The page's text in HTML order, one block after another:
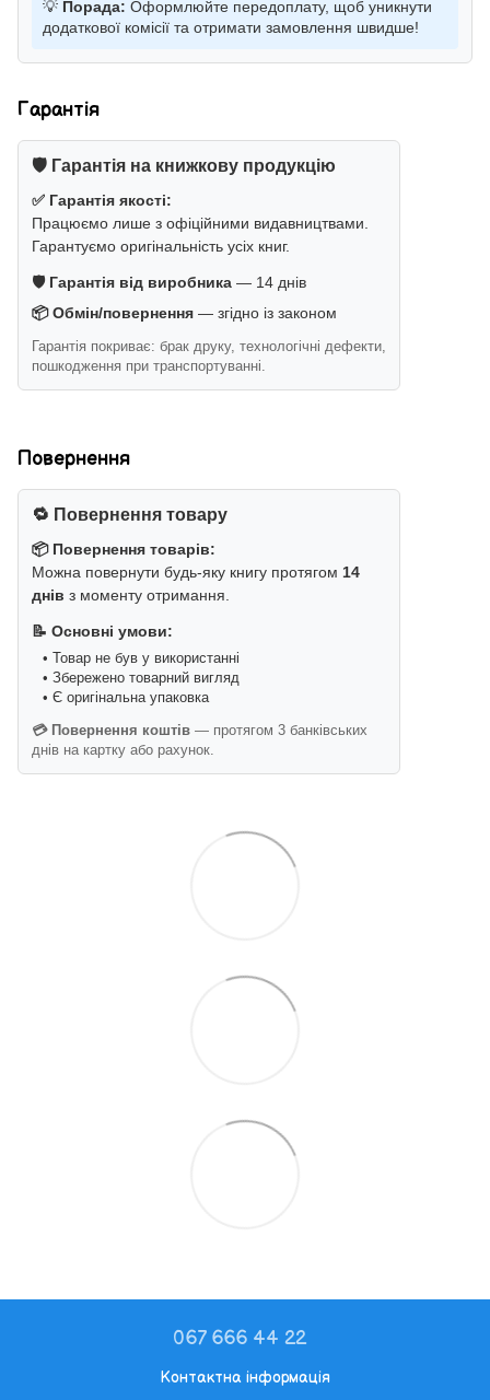
💡 Порада: Оформлюйте передоплату, щоб уникнути
додаткової комісії та отримати замовлення швидше!
Гарантія
🛡️ Гарантія на книжкову продукцію
✅ Гарантія якості:
Працюємо лише з офіційними видавництвами.
Гарантуємо оригінальність усіх книг.
🛡️ Гарантія від виробника — 14 днів
📦 Обмін/повернення — згідно із законом
Гарантія покриває: брак друку, технологічні дефекти,
пошкодження при транспортуванні.
Повернення
🔁 Повернення товару
📦 Повернення товарів:
Можна повернути будь-яку книгу протягом 14
днів з моменту отримання.
📝 Основні умови:
• Товар не був у використанні
• Збережено товарний вигляд
• Є оригінальна упаковка
💳 Повернення коштів — протягом 3 банківських
днів на картку або рахунок.
067 666 44 22
Контактна інформація